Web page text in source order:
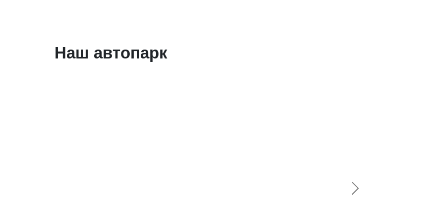
Наш автопарк
Следующий